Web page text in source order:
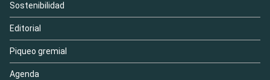
Sostenibilidad
Editorial
Piqueo gremial
Agenda